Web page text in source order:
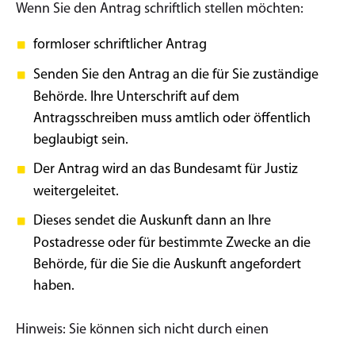
Wenn Sie den Antrag schriftlich stellen möchten:
formloser schriftlicher Antrag
Senden Sie den Antrag an die für Sie zuständige
Behörde. Ihre Unterschrift auf dem
Antragsschreiben muss amtlich oder öffentlich
beglaubigt sein.
Der Antrag wird an das Bundesamt für Justiz
weitergeleitet.
Dieses sendet die Auskunft dann an Ihre
Postadresse oder für bestimmte Zwecke an die
Behörde, für die Sie die Auskunft angefordert
haben.
Hinweis: Sie können sich nicht durch einen